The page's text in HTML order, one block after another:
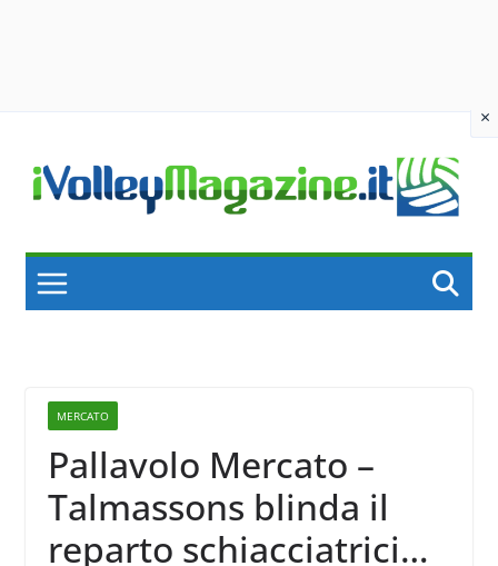
×
content
MERCATO
Pallavolo Mercato –
Talmassons blinda il
reparto schiacciatrici